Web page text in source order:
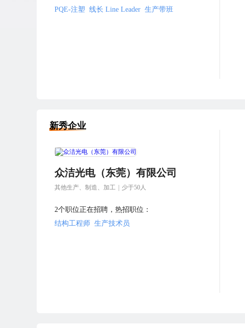
PQE-注塑 线长 Line Leader 生产带班
新秀企业
众洁光电（东莞）有限公司
其他生产、制造、加工 少于50人
2个职位正在招聘，热招职位：
结构工程师 生产技术员